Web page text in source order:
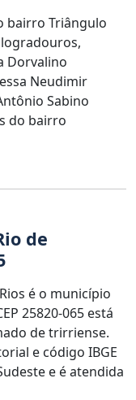
bairro Triângulo
Dorvalino
Neudimir
Sabino
do bairro
de
é o município
25820-065 está
de trirriense.
e código IBGE
e é atendida